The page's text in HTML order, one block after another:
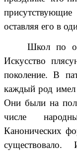
оставляя его в
Школ по
Искусство
поколение. В
каждый род имел
Они были на
числе
Канонических